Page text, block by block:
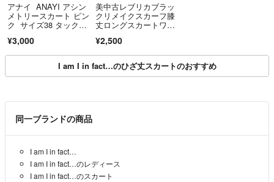
アナイ ANAYI アシン
メトリースカート ピン
ク サイズ38 タックプ
¥3,000
美中古レブリカブラッ
クリメイクスカーフ膝
丈ロングスカートワン
欧柄モダンレトロアン
ティークヴィンテージ
¥2,500
I am I in fact…のひざ丈スカートのおすすめ
同一ブランドの商品
I am I in fact…
I am I in fact…のレディース
I am I in fact…のスカート